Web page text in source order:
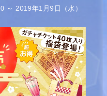
～ 2019年1月9日（水）